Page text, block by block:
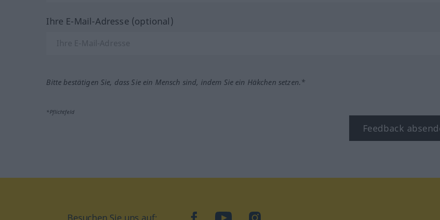
Ihre E-Mail-Adresse (optional)
Bitte bestätigen Sie, dass Sie ein Mensch sind, indem Sie ein Häkchen setzen.*
*Pflichtfeld
Feedback
facebookYouTubeInstagram